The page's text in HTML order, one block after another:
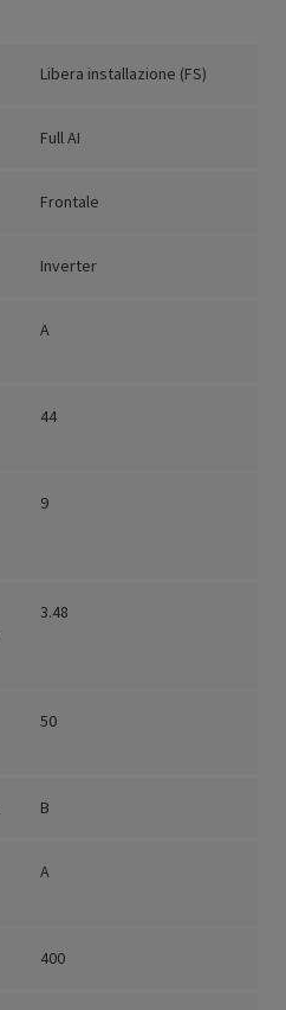
Libera installazione (FS)
Full AI
Frontale
Inverter
A
44
9
3.48
50
B
A
400